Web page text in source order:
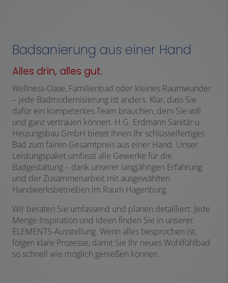
Badsanierung aus einer Hand
Alles drin, alles gut.
Wellness-Oase, Familienbad oder kleines Raumwunder
– jede Badmodernisierung ist anders. Klar, dass Sie
dafür ein kompetentes Team brauchen, dem Sie voll
und ganz vertrauen können. H.G. Erdmann Sanitär u.
Heizungsbau GmbH bietet Ihnen Ihr schlüsselfertiges
Bad zum fairen Gesamtpreis aus einer Hand. Unser
Leistungspaket umfasst alle Gewerke für die
Badgestaltung – dank unserer langjährigen Erfahrung
und der Zusammenarbeit mit ausgewählten
Handwerksbetrieben im Raum Hagenburg.
Wir beraten Sie umfassend und planen detailliert. Jede
Menge Inspiration und Ideen finden Sie in unserer
ELEMENTS-Ausstellung. Wenn alles besprochen ist,
folgen klare Prozesse, damit Sie Ihr neues Wohlfühlbad
so schnell wie möglich genießen können.